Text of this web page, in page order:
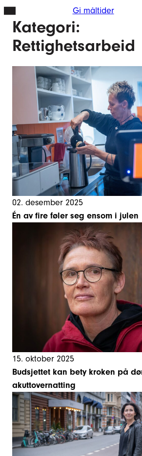
Hopp
Gi måltider
Kategori:
Rettighetsarbeid
02. desember 2025
Én av fire føler seg ensom i julen
15. oktober 2025
Budsjettet kan bety kroken på
akuttovernatting